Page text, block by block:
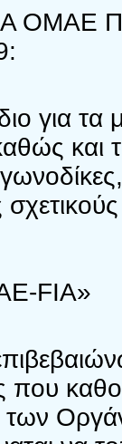
για
και
FIA»
που
των